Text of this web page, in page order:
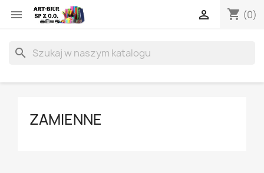
 shopping_cart (0)

search
ZAMIENNE